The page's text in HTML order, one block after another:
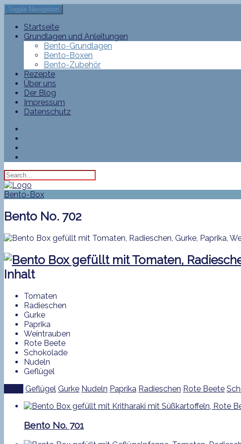
Toggle Navigation
Startseite
Grundlagen und Anleitungen
Bento-Grundlagen
Bento-Boxen
Bento-Zubehör
Rezepte
Über uns
Der Blog
Impressum
Datenschutz
Bento-Box
Bento No. 702
Inhalt
Tomaten
Radieschen
Gurke
Paprika
Weintrauben
Rote Beete
Schokolade
Nudeln
Geflügel
Geflügel Gurke Nudeln Paprika Radieschen Rote Beete
Bento No. 701